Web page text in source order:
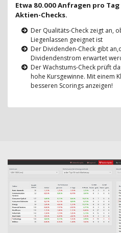
Etwa 80.000 Anfragen pro
Aktien-Checks.
Der Qualitäts-Check zeigt an,
Liegenlassen geeignet ist
Der Dividenden-Check gibt
Dividendenstrom erwartet
Der Wachstums-Check prüft
hohe Kursgewinne. Mit einem
besseren Scorings anzeigen!